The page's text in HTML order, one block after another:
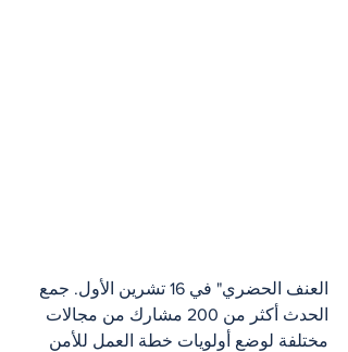
العنف الحضري" في 16 تشرين الأول. جمع
الحدث أكثر من 200 مشارك من مجالات
مختلفة لوضع أولويات خطة العمل للأمن